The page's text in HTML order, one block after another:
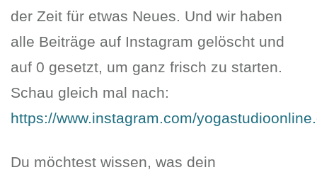
der Zeit für etwas Neues. Und wir haben
alle Beiträge auf Instagram gelöscht und
auf 0 gesetzt, um ganz frisch zu starten.
Schau gleich mal nach:
https://www.instagram.com/
Du möchtest wissen, was dein